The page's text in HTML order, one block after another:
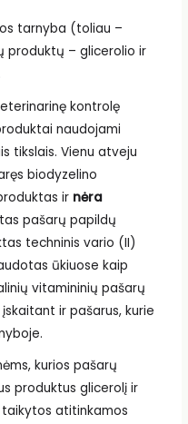
tarnyba (toliau –
produktų – glicerolio ir
kontrolę
naudojami
tikslais. Vienu atveju
biodyzelino
ir nėra
pašarų papildų
techninis vario (II)
ūkiuose kaip
vitamininių pašarų
ir pašarus, kurie
kurios pašarų
produktus glicerolį ir
atitinkamos